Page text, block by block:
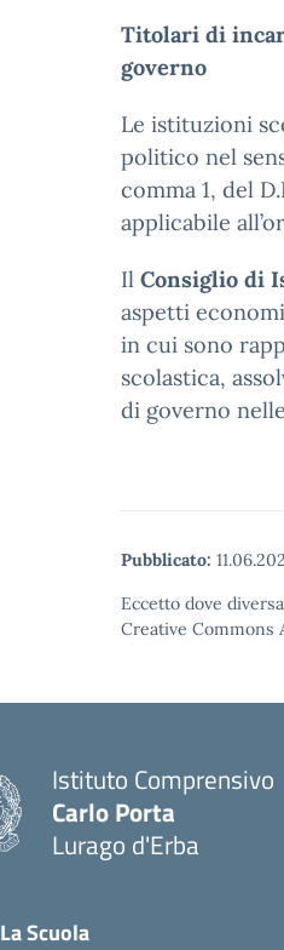
Titolari di
governo
Le istituzioni
politico nel
comma 1, del
applicabile
Il Consiglio di
aspetti
in cui sono
scolastica,
di governo
Pubblicato:
Eccetto dove
Creative Commons
Istituto Comprensivo
Carlo Porta
Lurago d'Erba
La Scuola